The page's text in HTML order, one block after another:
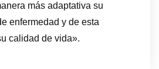
más adaptativa su
enfermedad y de esta
calidad de vida».